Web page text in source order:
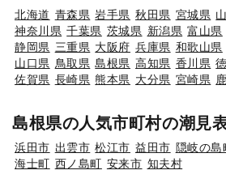
北海道 青森県 岩手県 秋田県 宮城県
神奈川県 千葉県 茨城県 新潟県 富山県
静岡県 三重県 大阪府 兵庫県 和歌山県
山口県 鳥取県 島根県 高知県 香川県
佐賀県 長崎県 熊本県 大分県 宮崎県
島根県の人気市町村の潮見
浜田市 出雲市 松江市 益田市 隠岐の島
海士町 西ノ島町 安来市 知夫村